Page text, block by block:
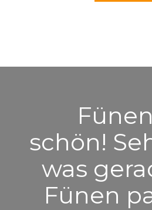
schön!
was
Fünen